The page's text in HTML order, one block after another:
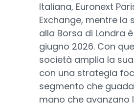
Italiana, Euronext
Exchange, mentre la
alla Borsa di Londra
giugno 2026. Con
società amplia la
con una strategia
segmento che
mano che avanzano